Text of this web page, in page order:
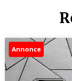
Annonce